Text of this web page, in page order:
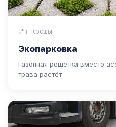
📍 г. Косшы
Экопарковка
Газонная решётка вместо
трава растёт